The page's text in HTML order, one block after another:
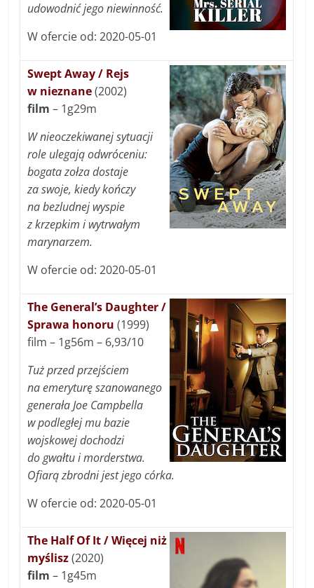
udowodnić jego niewinność.
W ofercie od: 2020-05-01
Swept Away / Rejs
w nieznane(2002)
film – 1g29m
W nieoczekiwanej sytuacji
role ulegają odwróceniu:
bogata zołza dostaje
za swoje, kiedy kończy
na bezludnej wyspie
z krzepkim i wytrwałym
marynarzem.
W ofercie od: 2020-05-01
The General’s Daughter /
Sprawa honoru (1999)
film – 1g56m – 6,93/10
Tuż przed przejściem
na emeryturę szanowanego
generała Joe Campbella
w podległej mu bazie
wojskowej dochodzi
do gwałtu i morderstwa.
Ofiarą zbrodni jest jego córka.
W ofercie od: 2020-05-01
The Half Of It / Więcej niż
myślisz(2020)
film – 1g45m